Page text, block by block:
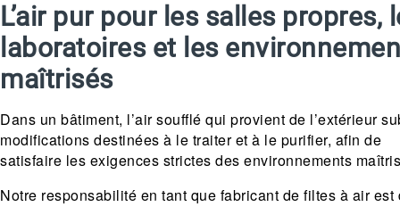
L’air pur pour les salles propres,
laboratoires et les
maîtrisés
Dans un bâtiment, l’air soufflé qui provient de l’extérieur
modifications destinées à le traiter et à le purifier, afin de
satisfaire les exigences strictes des environnements
Notre responsabilité en tant que fabricant de filtes à air est